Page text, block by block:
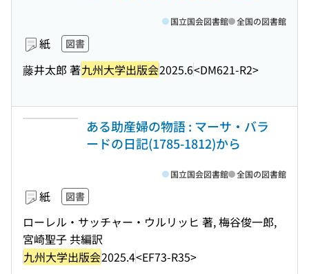
紙 図書
藤井太郎 著九州大学出版会2025.6<DM621-R2>
国立国会図書館 全国の図書館
ある助産婦の物語 : マーサ・バラ
ードの日記(1785-1812)から
紙 図書
ローレル・サッチャー・ウルリッヒ 著, 梅谷俊一郎,
宮崎聖子 共編訳
九州大学出版会2025.4<EF73-R35>
国立国会図書館 全国の図書館